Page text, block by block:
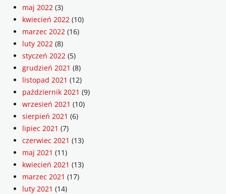
maj 2022 (3)
kwiecień 2022 (10)
marzec 2022 (16)
luty 2022 (8)
styczeń 2022 (5)
grudzień 2021 (8)
listopad 2021 (12)
październik 2021 (9)
wrzesień 2021 (10)
sierpień 2021 (6)
lipiec 2021 (7)
czerwiec 2021 (13)
maj 2021 (11)
kwiecień 2021 (13)
marzec 2021 (17)
luty 2021 (14)